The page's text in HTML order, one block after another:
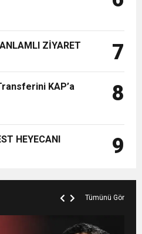
ZİYARET 7
KAP’a
8
HEYECANI 9
Tümünü Gör